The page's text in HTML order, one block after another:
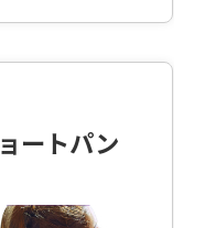
ートパン